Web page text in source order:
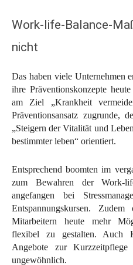
Work-life-Balance-
nicht
Das haben viele Unternehmen
ihre Präventionskonzepte
am Ziel „Krankheit
Präventionsansatz zugrunde,
„Steigern der Vitalität und
bestimmter leben“ orientiert.
Entsprechend boomten im
zum Bewahren der Work-
angefangen bei
Entspannungskursen.
Mitarbeitern heute mehr
flexibel zu gestalten. Auch
Angebote zur
ungewöhnlich.